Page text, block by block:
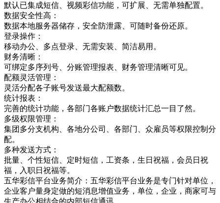
默认已集成短信、视频彩信功能，可扩展、无需单独配置。
数据安全性高：
数据本地服务器储存，安全防泄露、可随时备份还原。
登录操作：
移动办公、多点登录、无需安装、简洁易用。
财务清晰：
可绑定多序列号、分账管理报表、财务管理清晰可见。
配额灵活管理：
灵活分配各子账号发送最大配额数。
统计报表：
完善的统计功能，各部门各账户数据统计汇总一目了然。
多级权限管理：
集团多分支机构、各地分公司、各部门、众雇员等权限控制分
配。
多种发送方式：
批量、个性短信、定时短信，工资条，生日祝福，会员日祝
福，入职日祝福等。
五华彩信平台业务简介：五华彩信平台业务是专门针对单位，
企业客户量身定做的短消息增值业务，单位，企业，商家可与
生产办公相结合的内部短信通讯，